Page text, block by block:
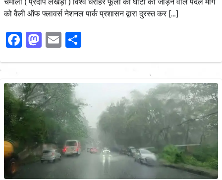
को वैली ऑफ फ्लावर्स नेशनल पार्क प्रशासन द्वारा दुरस्त कर […]
Facebook
Mastodon
Email